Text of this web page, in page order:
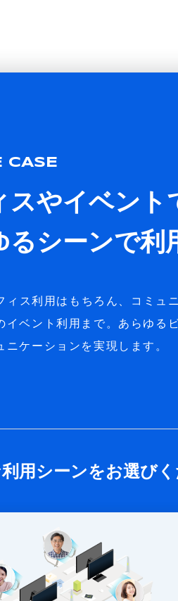
CASE
やイベント
るシーンで利
ィス利用はもちろん、コミュ
イベント利用まで。あらゆる
ニケーションを実現します。
用シーンをお選び